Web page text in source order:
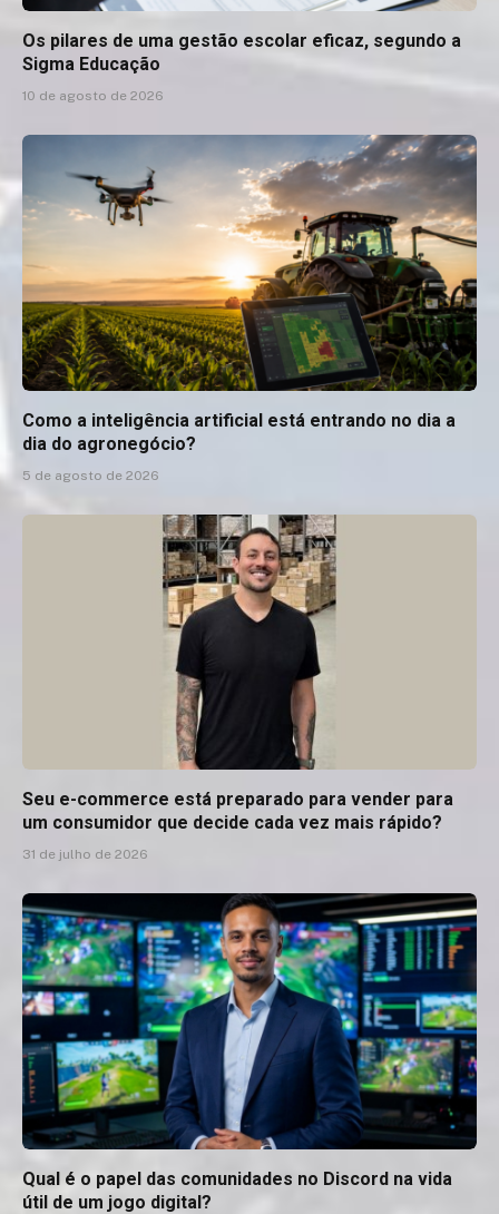
Os pilares de uma gestão escolar eficaz, segundo a
Sigma Educação
10 de agosto de 2026
Como a inteligência artificial está entrando no dia a
dia do agronegócio?
5 de agosto de 2026
Seu e-commerce está preparado para vender para
um consumidor que decide cada vez mais rápido?
31 de julho de 2026
Qual é o papel das comunidades no Discord na vida
útil de um jogo digital?